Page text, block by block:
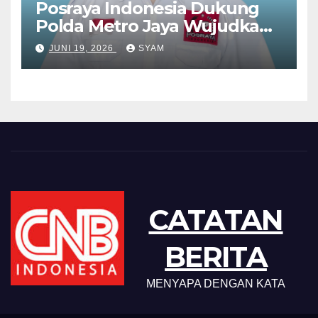
Posraya Indonesia Dukung
Polda Metro Jaya Wujudkan
Penegakan Hukum yang
Berkeadilan
JUNI 19, 2026 SYAM
CATATAN
BERITA
MENYAPA DENGAN KATA